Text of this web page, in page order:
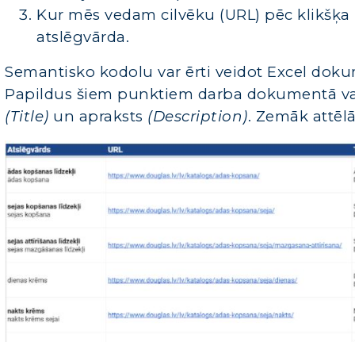
Kur mēs vedam cilvēku (URL) pēc
atslēgvārda.
Semantisko kodolu var ērti veidot Excel
Papildus šiem punktiem darba dokumentā
(Title) un apraksts (Description). Zemāk